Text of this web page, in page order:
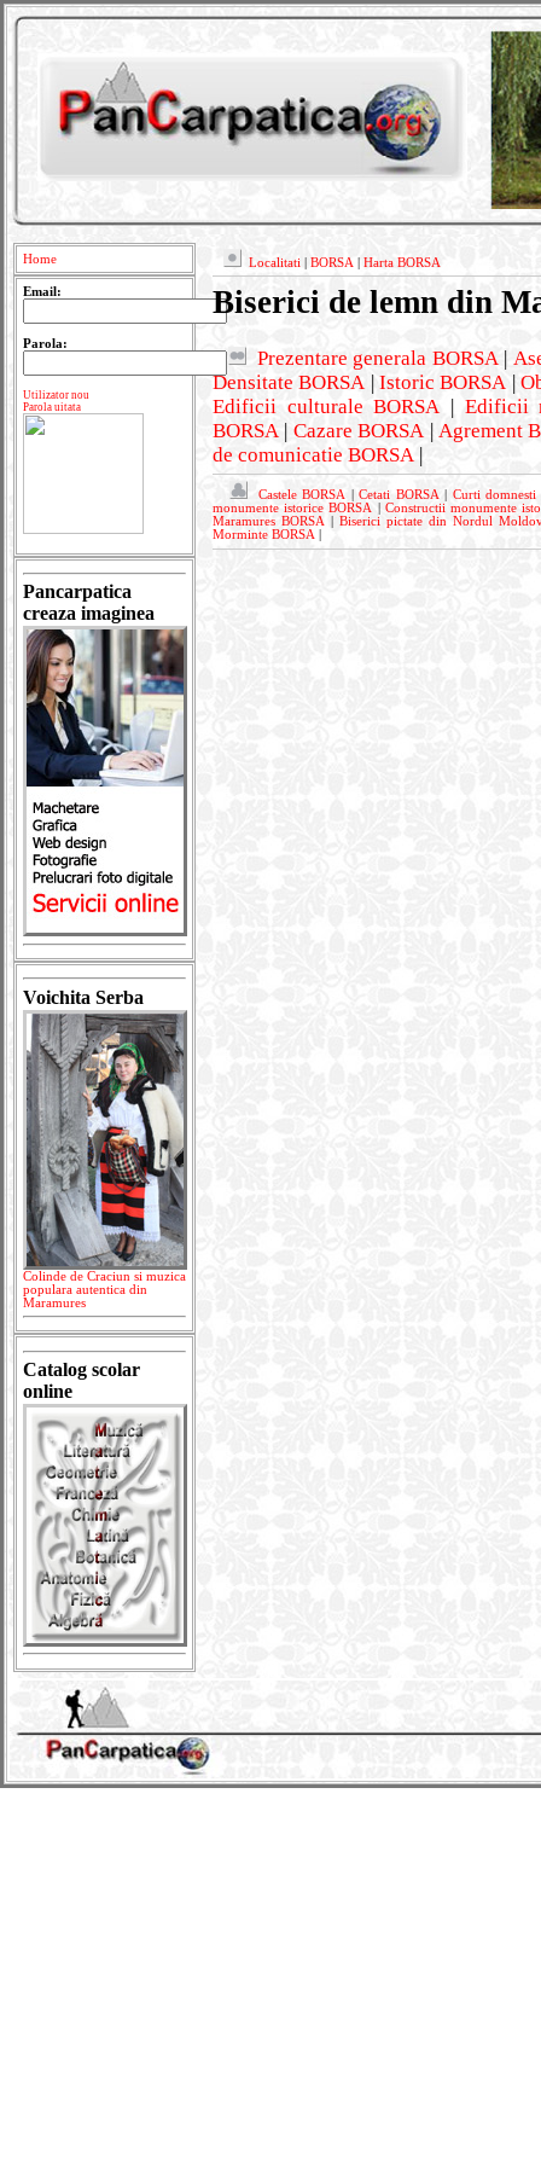
Home
Email:
Parola:
Utilizator nou
Parola uitata
Pancarpatica
creaza imaginea
Voichita Serba
Colinde de Craciun si muzica
populara autentica din
Maramures
Catalog scolar
online
Localitati BORSA Harta BORSA
Biserici de lemn din
Prezentare generala BORSA |
Densitate BORSA | Istoric BORSA |
Edificii culturale BORSA | Edificii
BORSA | Cazare BORSA | Agrement
de comunicatie BORSA |
Castele BORSA |Cetati BORSA| Curti domnesti
monumente istorice BORSA
Constructii monumente
Maramures BORSA| Biserici pictate din Nordul
Morminte BORSA